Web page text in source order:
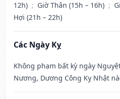
12h) ; Giờ Thân (15h – 16h) ;
Hợi (21h – 22h)
Các Ngày Kỵ
Không phạm bất kỳ ngày
Nương, Dương Công Kỵ Nhật